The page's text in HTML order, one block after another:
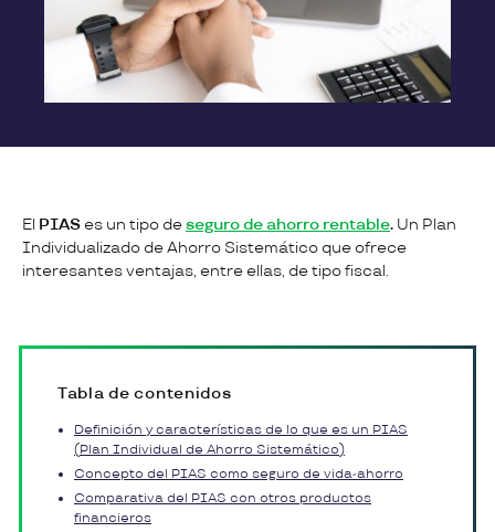
El PIAS es un tipo deseguro de ahorro rentable. Un Plan
Individualizado de Ahorro Sistemático que ofrece
interesantes ventajas, entre ellas, de tipo fiscal.
Tabla de contenidos
Definición y características de lo que es un PIAS
(Plan Individual de Ahorro Sistemático)
Concepto del PIAS como seguro de vida-ahorro
Comparativa del PIAS con otros productos
financieros